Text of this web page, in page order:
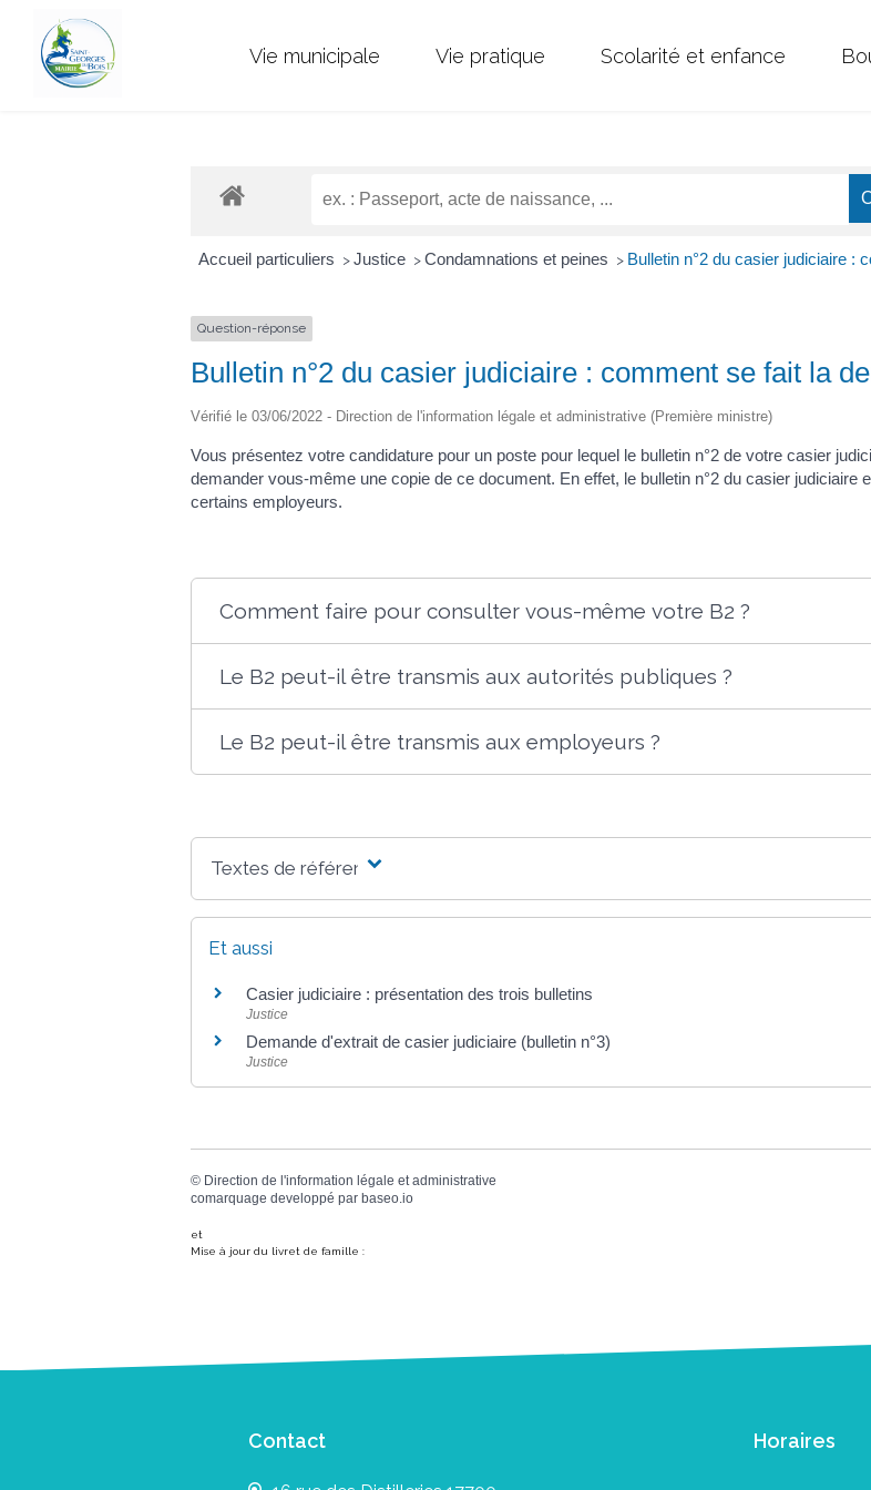
Vie municipale Vie pratique Scolarité et enfance
Accueil particuliers > Justice > Condamnations et peines > Bulletin n°2 du casier judiciaire :
Question-réponse
Bulletin n°2 du casier judiciaire : comment se fait la
Vérifié le 03/06/2022 - Direction de l'information légale et administrative (Première ministre)
Vous présentez votre candidature pour un poste pour lequel le bulletin n°2 de votre casier
demander vous-même une copie de ce document. En effet, le bulletin n°2 du casier
certains employeurs.
Comment faire pour consulter vous-même votre B2 ?
Le B2 peut-il être transmis aux autorités publiques ?
Le B2 peut-il être transmis aux employeurs ?
Textes de référence
Et aussi
Casier judiciaire : présentation des trois bulletins
Justice
Demande d'extrait de casier judiciaire (bulletin n°3)
Justice
© Direction de l'information légale et administrative
comarquage developpé par baseo.io
et
Mise à jour du livret de famille :
Contact Horaires